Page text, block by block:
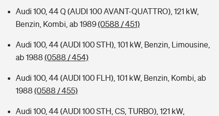
Audi 100, 44 Q (AUDI 100 AVANT-QUATTRO), 121 kW,
Benzin, Kombi, ab 1989(0588 / 451)
Audi 100, 44 (AUDI 100 STH), 101 kW, Benzin, Limousine,
ab 1988 (0588 / 454)
Audi 100, 44 (AUDI 100 FLH), 101 kW, Benzin, Kombi, ab
1988 (0588 / 455)
Audi 100, 44 (AUDI 100 STH, CS, TURBO), 121 kW,